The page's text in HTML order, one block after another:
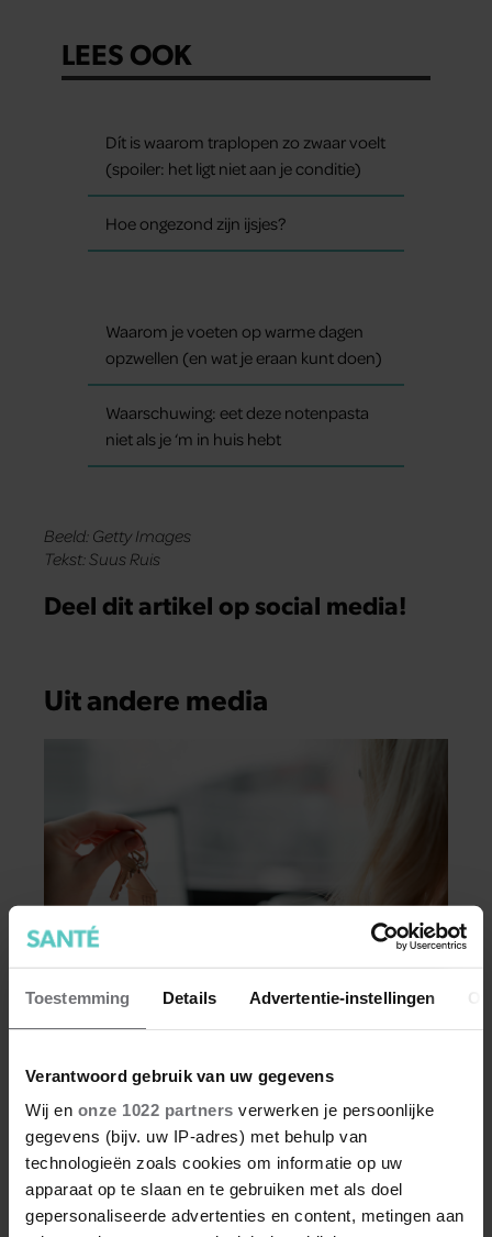
Toestemming Details Advertentie-instellingen
Verantwoord gebruik van uw gegevens
Wij en onze 1022 partners verwerken je persoonlijke
gegevens (bijv. uw IP-adres) met behulp van
technologieën zoals cookies om informatie op uw
apparaat op te slaan en te gebruiken met als doel
gepersonaliseerde advertenties en content, metingen aan
LEES OOK
Dít is waarom traplopen zo zwaar voelt
(spoiler: het ligt niet aan je conditie)
Hoe ongezond zijn ijsjes?
Waarom je voeten op warme dagen
opzwellen (en wat je eraan kunt doen)
Waarschuwing: eet deze notenpasta
niet als je ‘m in huis hebt
Beeld: Getty Images
Tekst: Suus Ruis
Deel dit artikel op social media!
Uit andere media
FIT
spannende ontmoeting en Judiths
grote relatietest
Mandy (33) is single en werkt als makelaar in een
middelgrote stad. Haar liefdesleven is
allesbehalve rustig: ze is verliefd op haar
biseksuele, getrouwde buurman Tijn, heeft een
crush op collega Maureen én onderhoudt in het